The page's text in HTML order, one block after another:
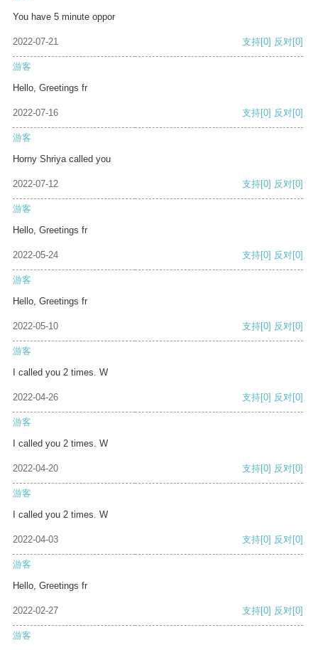
You have 5 minute oppor
2022-07-21 支持[0] 反对[0]
游客
Hello, Greetings fr
2022-07-16 支持[0] 反对[0]
游客
Horny Shriya called you
2022-07-12 支持[0] 反对[0]
游客
Hello, Greetings fr
2022-05-24 支持[0] 反对[0]
游客
Hello, Greetings fr
2022-05-10 支持[0] 反对[0]
游客
I called you 2 times. W
2022-04-26 支持[0] 反对[0]
游客
I called you 2 times. W
2022-04-20 支持[0] 反对[0]
游客
I called you 2 times. W
2022-04-03 支持[0] 反对[0]
游客
Hello, Greetings fr
2022-02-27 支持[0] 反对[0]
游客